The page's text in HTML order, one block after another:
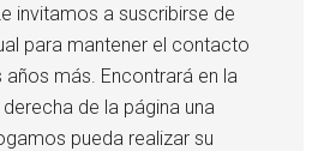
invitamos a suscribirse de
para mantener el contacto
más. Encontrará en la
de la página una
pueda realizar su